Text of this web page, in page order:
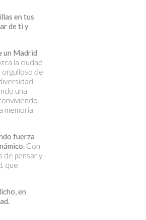
en tus
de ti y
un Madrid
la ciudad
orgulloso de
una
memoria
fuerza
Con
de pensar y
que
en